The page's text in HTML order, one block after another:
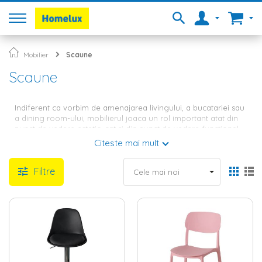
Mobilier Scaune
Scaune
Indiferent ca vorbim de amenajarea livingului, a bucatariei sau
a dining room-ului, mobilierul joaca un rol important atat din
punct de vedere estetic, cat si din punct de vedere functional.
Practic, mobilierul este principalul element ce poate dicta felul
fiecare metru patrat de spatiu este fructificat. La Homelux
gasesti atat seturi de
cumesesi scaune, cat si o gama
variata de scaune, perfecte pentru orice incapere din casa ta.
Cauti scaun pliabil, rotativ sau fix?
Afla cum sa integrezi orice model
in amenajarea casei tale
Citeste mai mult
Filtre